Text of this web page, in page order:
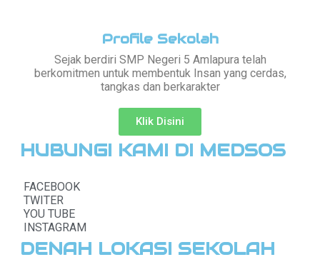
Profile Sekolah
Sejak berdiri SMP Negeri 5 Amlapura telah
berkomitmen untuk membentuk Insan yang cerdas,
tangkas dan berkarakter
Klik Disini
HUBUNGI KAMI DI MEDSOS
FACEBOOK
TWITER
YOU TUBE
INSTAGRAM
DENAH LOKASI SEKOLAH